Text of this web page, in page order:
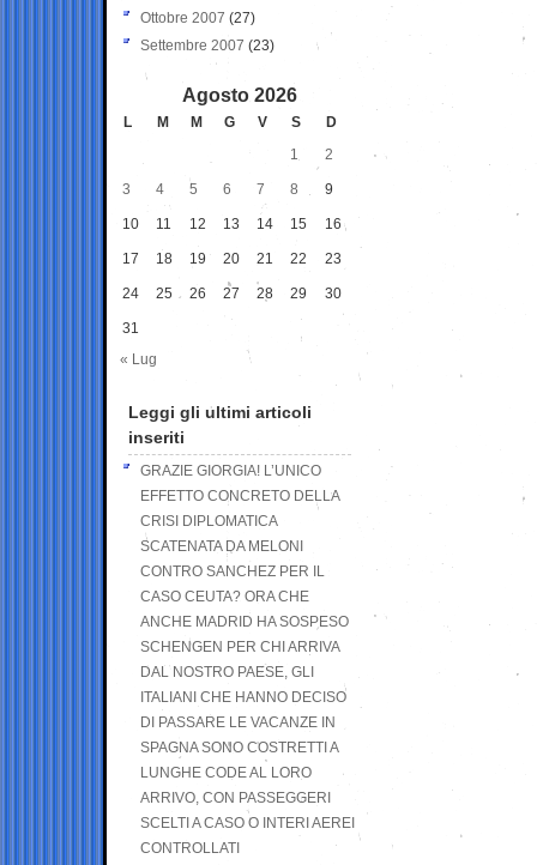
Ottobre 2007 (27)
Settembre 2007 (23)
Agosto 2026
L M M G V S
D
1
2
3 4 5 6 7 8 9
10 11 12 13 14 15 16
17 18 19 20 21 22 23
24 25 26 27 28 29 30
31
« Lug
Leggi gli ultimi articoli
inseriti
GRAZIE GIORGIA! L’UNICO
EFFETTO CONCRETO DELLA
CRISI DIPLOMATICA
SCATENATA DA MELONI
CONTRO SANCHEZ PER IL
CASO CEUTA? ORA CHE
ANCHE MADRID HA SOSPESO
SCHENGEN PER CHI ARRIVA
DAL NOSTRO PAESE, GLI
ITALIANI CHE HANNO DECISO
DI PASSARE LE VACANZE IN
SPAGNA SONO COSTRETTI A
LUNGHE CODE AL LORO
ARRIVO, CON PASSEGGERI
SCELTI A CASO O INTERI AEREI
CONTROLLATI